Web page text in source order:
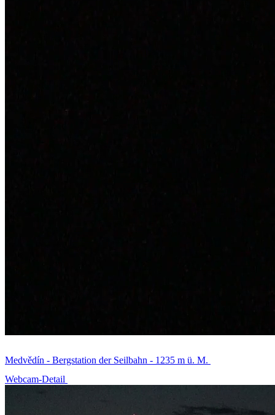
Medvědín - Bergstation der Seilbahn - 1235 m ü. M.
Webcam-Detail